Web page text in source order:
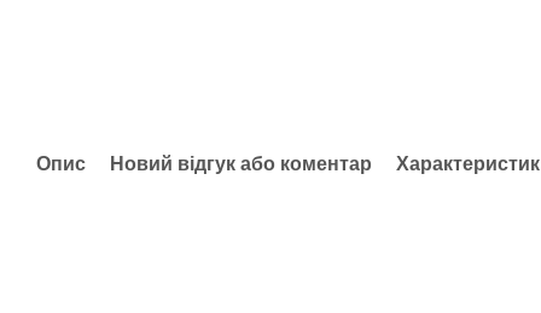
Опис Новий відгук або коментар